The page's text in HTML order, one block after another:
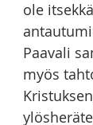
ole
Paavali
myös